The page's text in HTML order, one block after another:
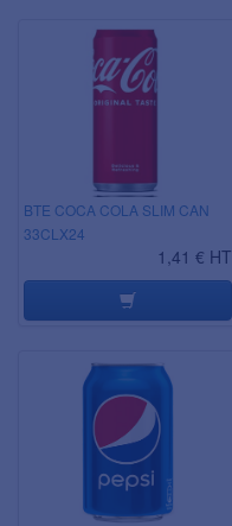
BTE COCA COLA SLIM CAN
33CLX24
1,41 € HT